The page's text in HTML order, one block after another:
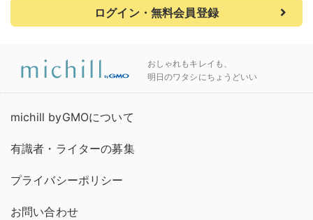
ログイン・無料会員登録
おしゃれもキレイも、
明日のワタシにちょうどいい
michill byGMOについて
有識者・ライターの募集
プライバシーポリシー
お問い合わせ